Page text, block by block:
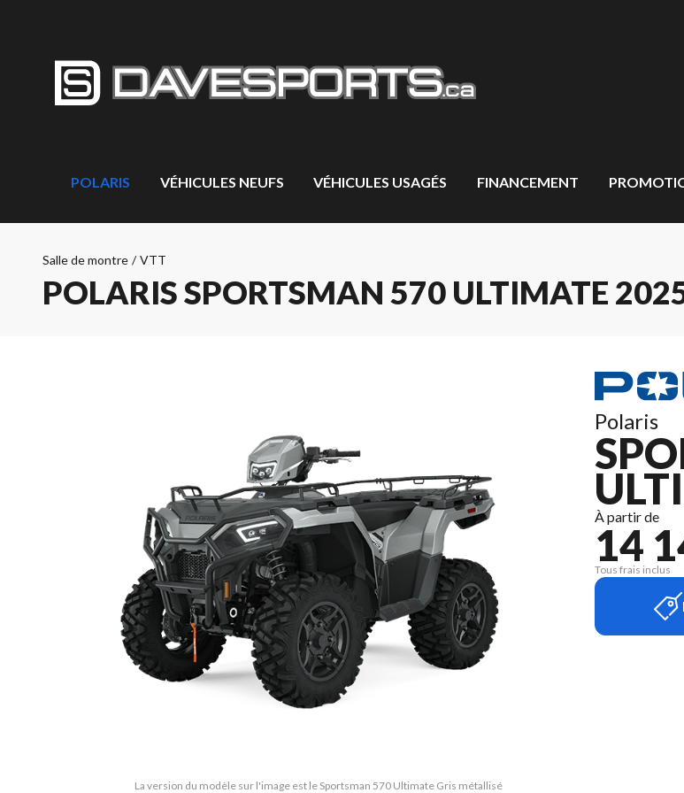
POLARIS VÉHICULES NEUFS VÉHICULES USAGÉS FINANCEMENT
Salle de montre / VTT
POLARIS SPORTSMAN 570 ULTIMATE
La version du modèle sur l'image est le Sportsman 570 Ultimate Gris métallisé
Polaris
À partir de
14
Tous frais inclus